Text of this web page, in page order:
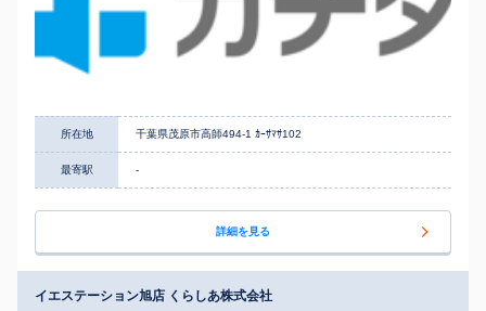
所在地 千葉県茂原市高師494-1 ｶｰｻﾏｻ102
最寄駅 -
詳細を見る
イエステーション旭店 くらしあ株式会社